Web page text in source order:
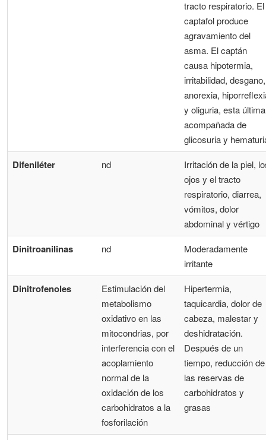
tracto respiratorio. El
captafol produce
agravamiento del
asma. El captán
causa hipotermia,
irritabilidad, desgano,
anorexia,
y oliguria, esta última
acompañada de
glicosuria y
Difeniléter nd
Irritación de la piel,
ojos y el tracto
respiratorio, diarrea,
vómitos, dolor
abdominal y vértigo
Dinitroanilinas nd
Moderadamente
irritante
Dinitrofenoles
Estimulación del
metabolismo
oxidativo en las
mitocondrias, por
interferencia con el
acoplamiento
normal de la
oxidación de los
carbohidratos a la
fosforilación
Hipertermia,
taquicardia, dolor de
cabeza, malestar y
deshidratación.
Después de un
tiempo, reducción de
las reservas de
carbohidratos y
grasas